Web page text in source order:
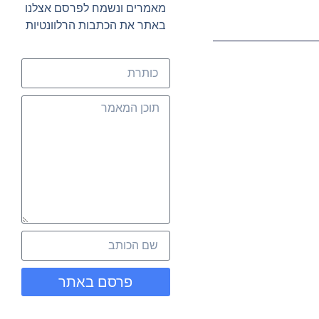
מאמרים ונשמח לפרסם אצלנו
באתר את הכתבות הרלוונטיות
פרסם באתר